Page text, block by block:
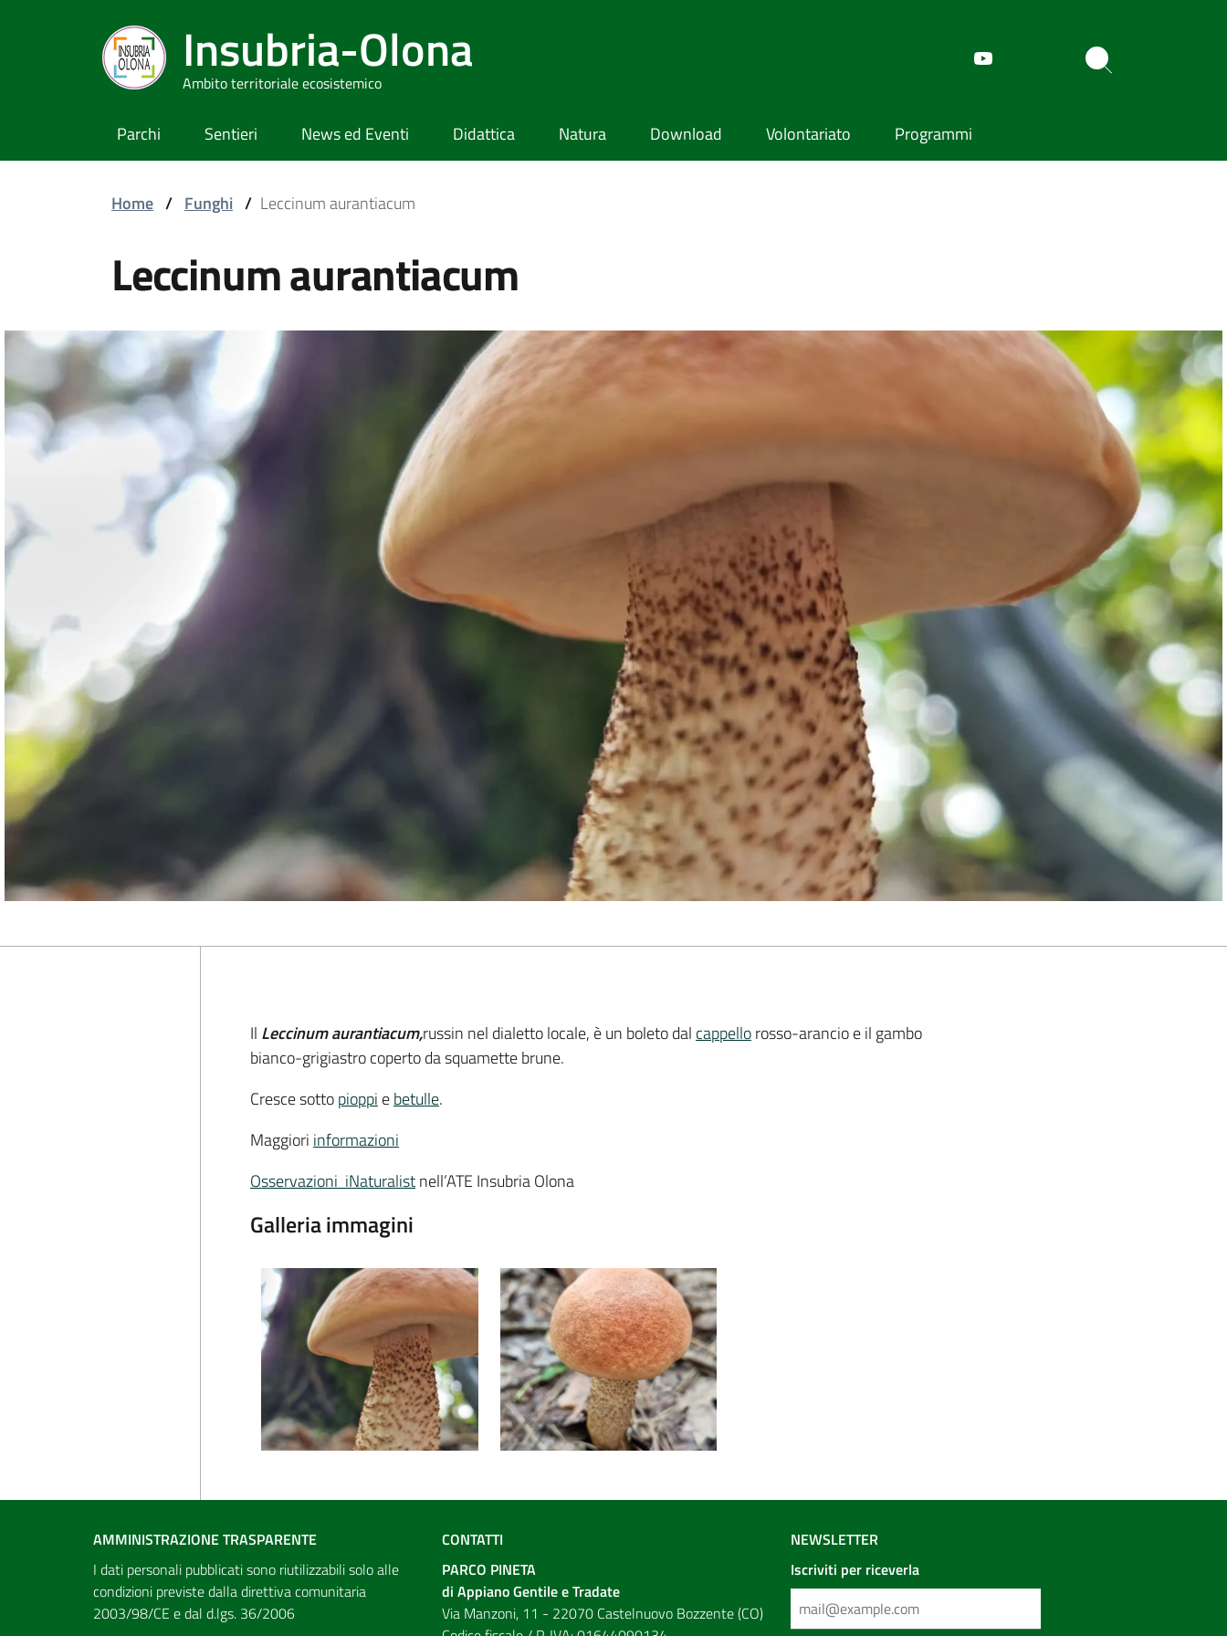
Insubria-Olona
Ambito territoriale ecosistemico
Parchi Sentieri News ed Eventi Didattica Natura Download Volontariato Programmi
Home / Funghi / Leccinum aurantiacum
Leccinum aurantiacum
Il Leccinum aurantiacum,russin nel dialetto locale, è un boleto dal cappellorosso-arancio e il gambo
bianco-grigiastro coperto da squamette brune.
Cresce sottopioppi ebetulle.
Maggiori informazioni
Osservazioni iNaturalistnell’ATE Insubria Olona
Galleria immagini
AMMINISTRAZIONE TRASPARENTE
I dati personali pubblicati sono riutilizzabili solo alle
condizioni previste dalla direttiva comunitaria
2003/98/CE e dal d.lgs. 36/2006
CONTATTI
PARCO PINETA
di Appiano Gentile e Tradate
Via Manzoni, 11 - 22070 Castelnuovo Bozzente (CO)
NEWSLETTER
Iscriviti per riceverla